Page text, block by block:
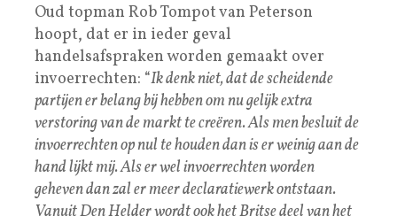
Oud topman Rob Tompot van Peterson
hoopt, dat er in ieder geval
handelsafspraken worden gemaakt over
invoerrechten: “Ik denk niet, dat de scheidende
partijen er belang bij hebben om nu gelijk extra
verstoring van de markt te creëren. Als men besluit de
invoerrechten op nul te houden dan is er weinig aan de
hand lijkt mij. Als er wel invoerrechten worden
geheven dan zal er meer declaratiewerk ontstaan.